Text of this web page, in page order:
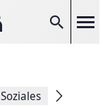
Suche
Soziales